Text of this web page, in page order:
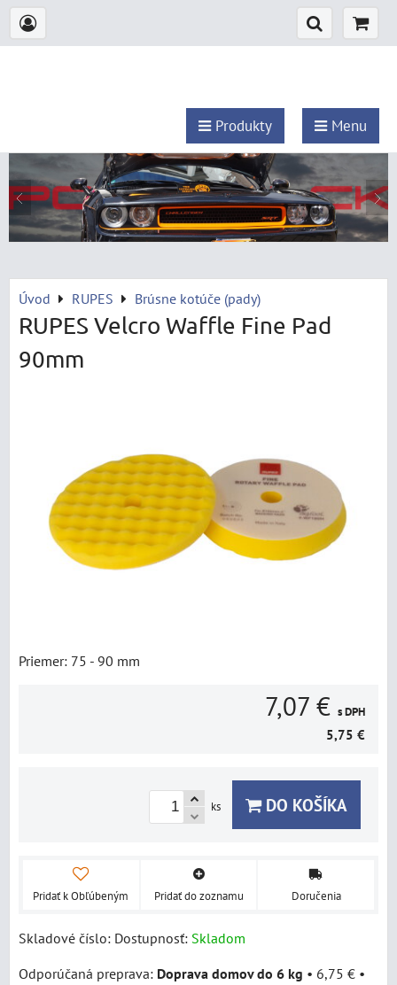
Produkty Menu
Úvod RUPES Brúsne kotúče (pady)
RUPES Velcro Waffle Fine Pad
90mm
Priemer: 75 - 90 mm
7,07 € s DPH
5,75 €
ks DO KOŠÍKA
Pridať k Obľúbeným Pridať do zoznamu Doručenia
Skladové číslo: Dostupnosť: Skladom
Doprava domov do 6 kg • 6,75 € •